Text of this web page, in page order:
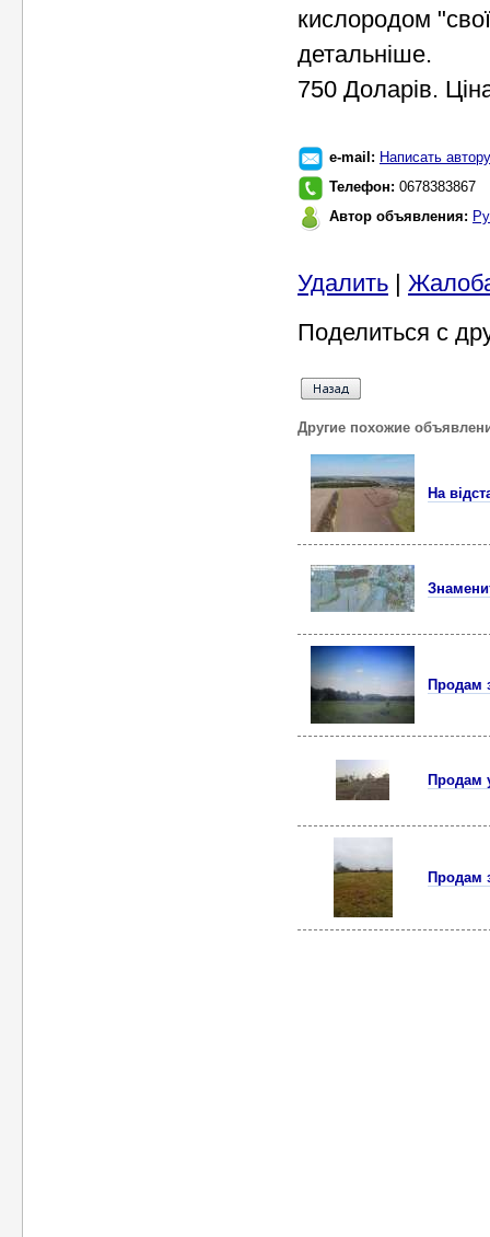
кислородом
детальніше.
750 Доларів.
e-mail: Написать автору
Телефон: 0678383867
Автор объявления:
Удалить |
Поделиться с
Другие похожие
На
Продам
Продам
Продам